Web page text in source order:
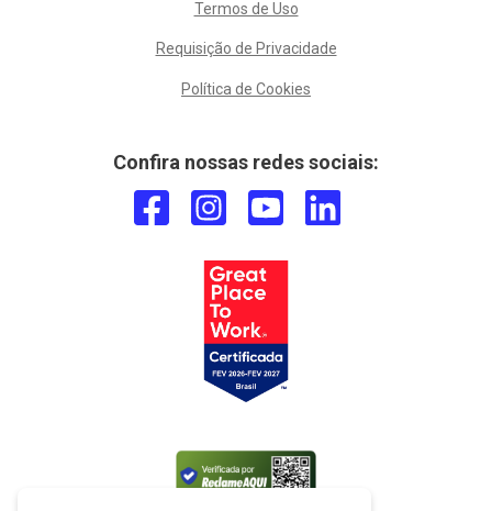
Termos de Uso
Requisição de Privacidade
Política de Cookies
Confira nossas redes sociais: